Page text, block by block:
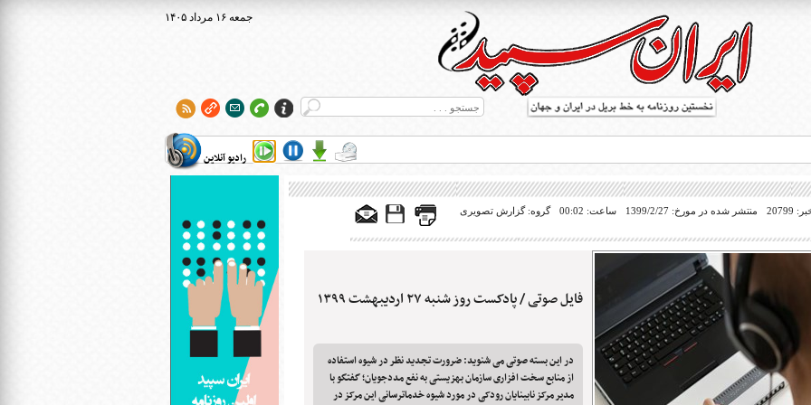
۱۴۰۵ جمعه ۱۶ مرداد
رادیو آنلاین
بریل در جهان
منتشر شده در مورخ: 1399/2/27 ساعت: 00:02 گروه: گزارش تصویری
فایل صوتی / پادکست روز شنبه ۲۷ اردیبهشت ۱۳۹۹
در این بسته صوتی می شنوید: ضرورت تجدید نظر در شیوه استفاده
از منابع سخت افزاری سازمان بهزیستی به نفع مددجویان؛ گفتگو با
مدیر مرکز نابینایان رودکی در مورد شیوه خدماترسانی این مرکز در